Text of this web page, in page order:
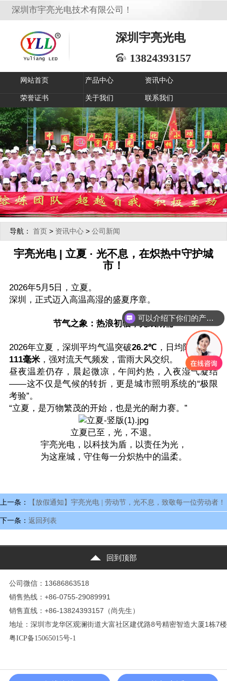
深圳市宇亮光电技术有限公司！
深圳宇亮光电
13824393157
网站首页 产品中心 资讯中心
荣誉证书 关于我们 联系我们
导航： 首页> 资讯中心> 公司新闻
宇亮光电 | 立夏 · 光不息，在炽热中守护城
市！
2026年5月5日，立夏。
深圳，正式迈入高温高湿的盛夏序章。
节气之象：热浪初临，光成刚需
2026年立夏，深圳平均气温突破‌26.2℃‌ ，日均降雨量达‌
111毫米‌，强对流天气频发，雷雨大风交织。
昼夜温差仍存，晨起微凉，午间灼热，入夜湿气凝结
——这不仅是气候的转折，更是城市照明系统的“极限
考验”。
“立夏，是万物繁茂的开始，也是光的耐力赛。”
立夏已至，光，不退。‌‌
宇亮光电，以科技为盾，以责任为光，‌‌
为这座城，守住每一分炽热中的温柔。
上一条： 【放假通知】宇亮光电 | 劳动节，光不息，致敬每一位劳动者！
下一条： 返回列表
回到顶部
公司微信：13686863518
销售热线：+86-0755-29089991
销售直线：+86-13824393157（尚先生）
地址：深圳市龙华区观澜街道大富社区建优路8号精密智造大厦1栋7楼
粤ICP备15065015号-1
可以介绍下你们的产品么？